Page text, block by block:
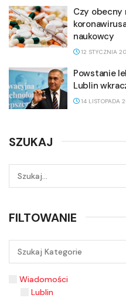
Czy obecny
naukowcy
12 STYCZNIA
Powstanie
Lublin
14 LISTOPADA
SZUKAJ
FILTOWANIE
Wiadomości
Lublin